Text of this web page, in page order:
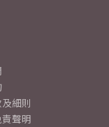
細則
聲明